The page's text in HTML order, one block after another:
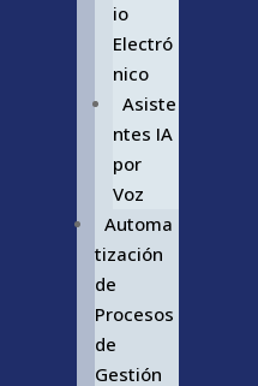
io
Electró
nico
Asiste
ntes IA
por
Voz
Automa
tización
de
Procesos
de
Gestión